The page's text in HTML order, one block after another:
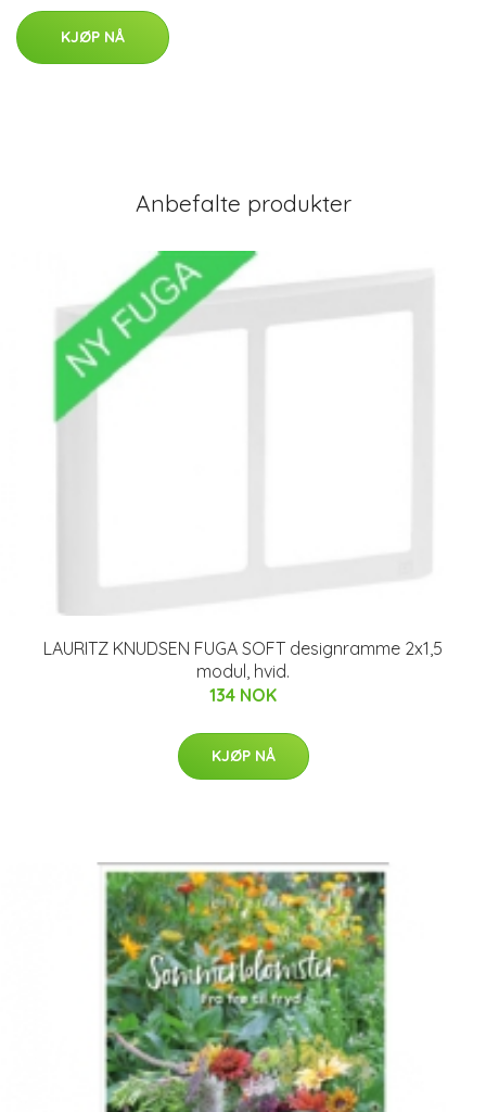
KJØP NÅ
Anbefalte produkter
LAURITZ KNUDSEN FUGA SOFT designramme 2x1,5
modul, hvid.
134 NOK
KJØP NÅ